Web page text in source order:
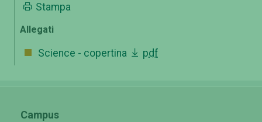
Stampa
Allegati
Science - copertina pdf
Campus